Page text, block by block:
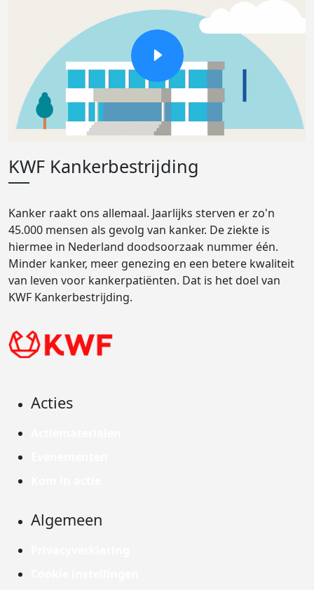
KWF Kankerbestrijding
Kanker raakt ons allemaal. Jaarlijks sterven er zo'n
45.000 mensen als gevolg van kanker. De ziekte is
hiermee in Nederland doodsoorzaak nummer één.
Minder kanker, meer genezing en een betere kwaliteit
van leven voor kankerpatiënten. Dat is het doel van
KWF Kankerbestrijding.
Acties
Algemeen